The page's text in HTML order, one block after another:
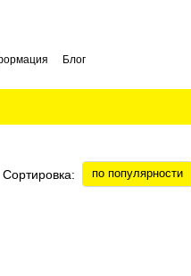
Блог
Сортировка: по популярности